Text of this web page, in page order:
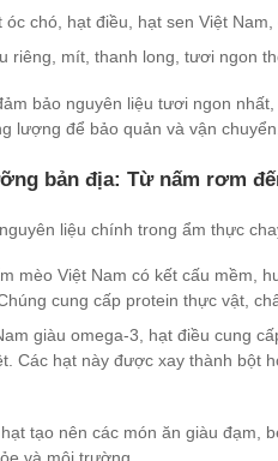
óc chó, hạt điều, hạt sen Việt
riêng, mít, thanh long, tươi ngon
bảo nguyên liệu tươi ngon
lượng để bảo quản và vận
bản địa: Từ nấm rơm
liệu chính trong ẩm thực
mèo Việt Nam có kết cấu mềm,
cung cấp protein thực vật,
giàu omega-3, hạt điều cung
Các hạt này được xay thành bột
tạo nên các món ăn giàu đạm,